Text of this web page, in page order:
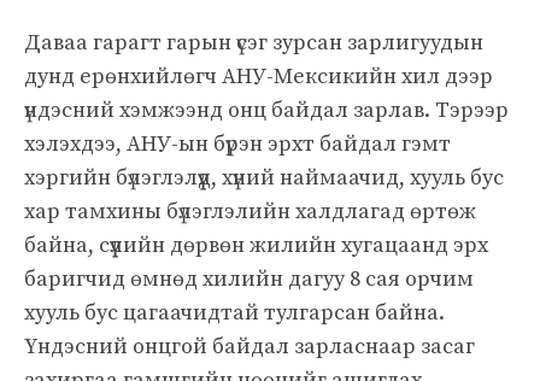
Даваа гарагт гарын үсэг зурсан зарлигуудын
дунд ерөнхийлөгч АНУ-Мексикийн хил дээр
үндэсний хэмжээнд онц байдал зарлав. Тэрээр
хэлэхдээ, АНУ-ын бүрэн эрхт байдал гэмт
хэргийн бүлэглэлүүд, хүний ​​наймаачид, хууль бус
хар тамхины бүлэглэлийн халдлагад өртөж
байна, сүүлийн дөрвөн жилийн хугацаанд эрх
баригчид өмнөд хилийн дагуу 8 сая орчим
хууль бус цагаачидтай тулгарсан байна.
Үндэсний онцгой байдал зарласнаар засаг